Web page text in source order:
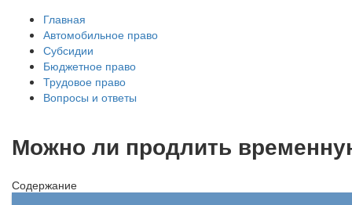
Главная
Автомобильное право
Субсидии
Бюджетное право
Трудовое право
Вопросы и ответы
Можно ли продлить
Содержание